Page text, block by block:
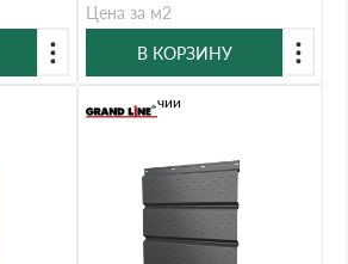
Цена за м2
В КОРЗИНУ
В наличии